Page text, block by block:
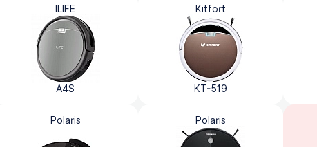
ILIFE
A4S
Kitfort
KT-519
Polaris Polaris